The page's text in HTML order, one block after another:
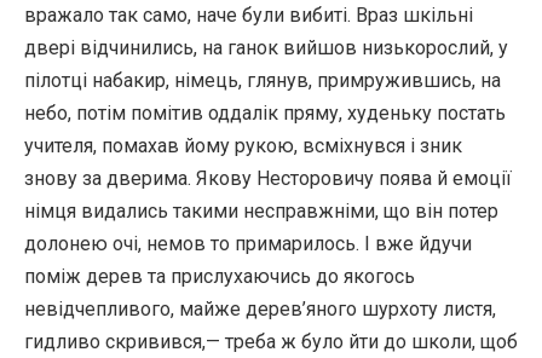
вражало так само, наче були вибиті. Враз шкільні
двері відчинились, на ганок вийшов низькорослий, у
пілотці набакир, німець, глянув, примружившись, на
небо, потім помітив оддалік пряму, худеньку постать
учителя, помахав йому рукою, всміхнувся і зник
знову за дверима. Якову Несторовичу поява й емоції
німця видались такими несправжніми, що він потер
долонею очі, немов то примарилось. І вже йдучи
поміж дерев та прислухаючись до якогось
невідчепливого, майже дерев’яного шурхоту листя,
гидливо скривився,— треба ж було йти до школи, щоб